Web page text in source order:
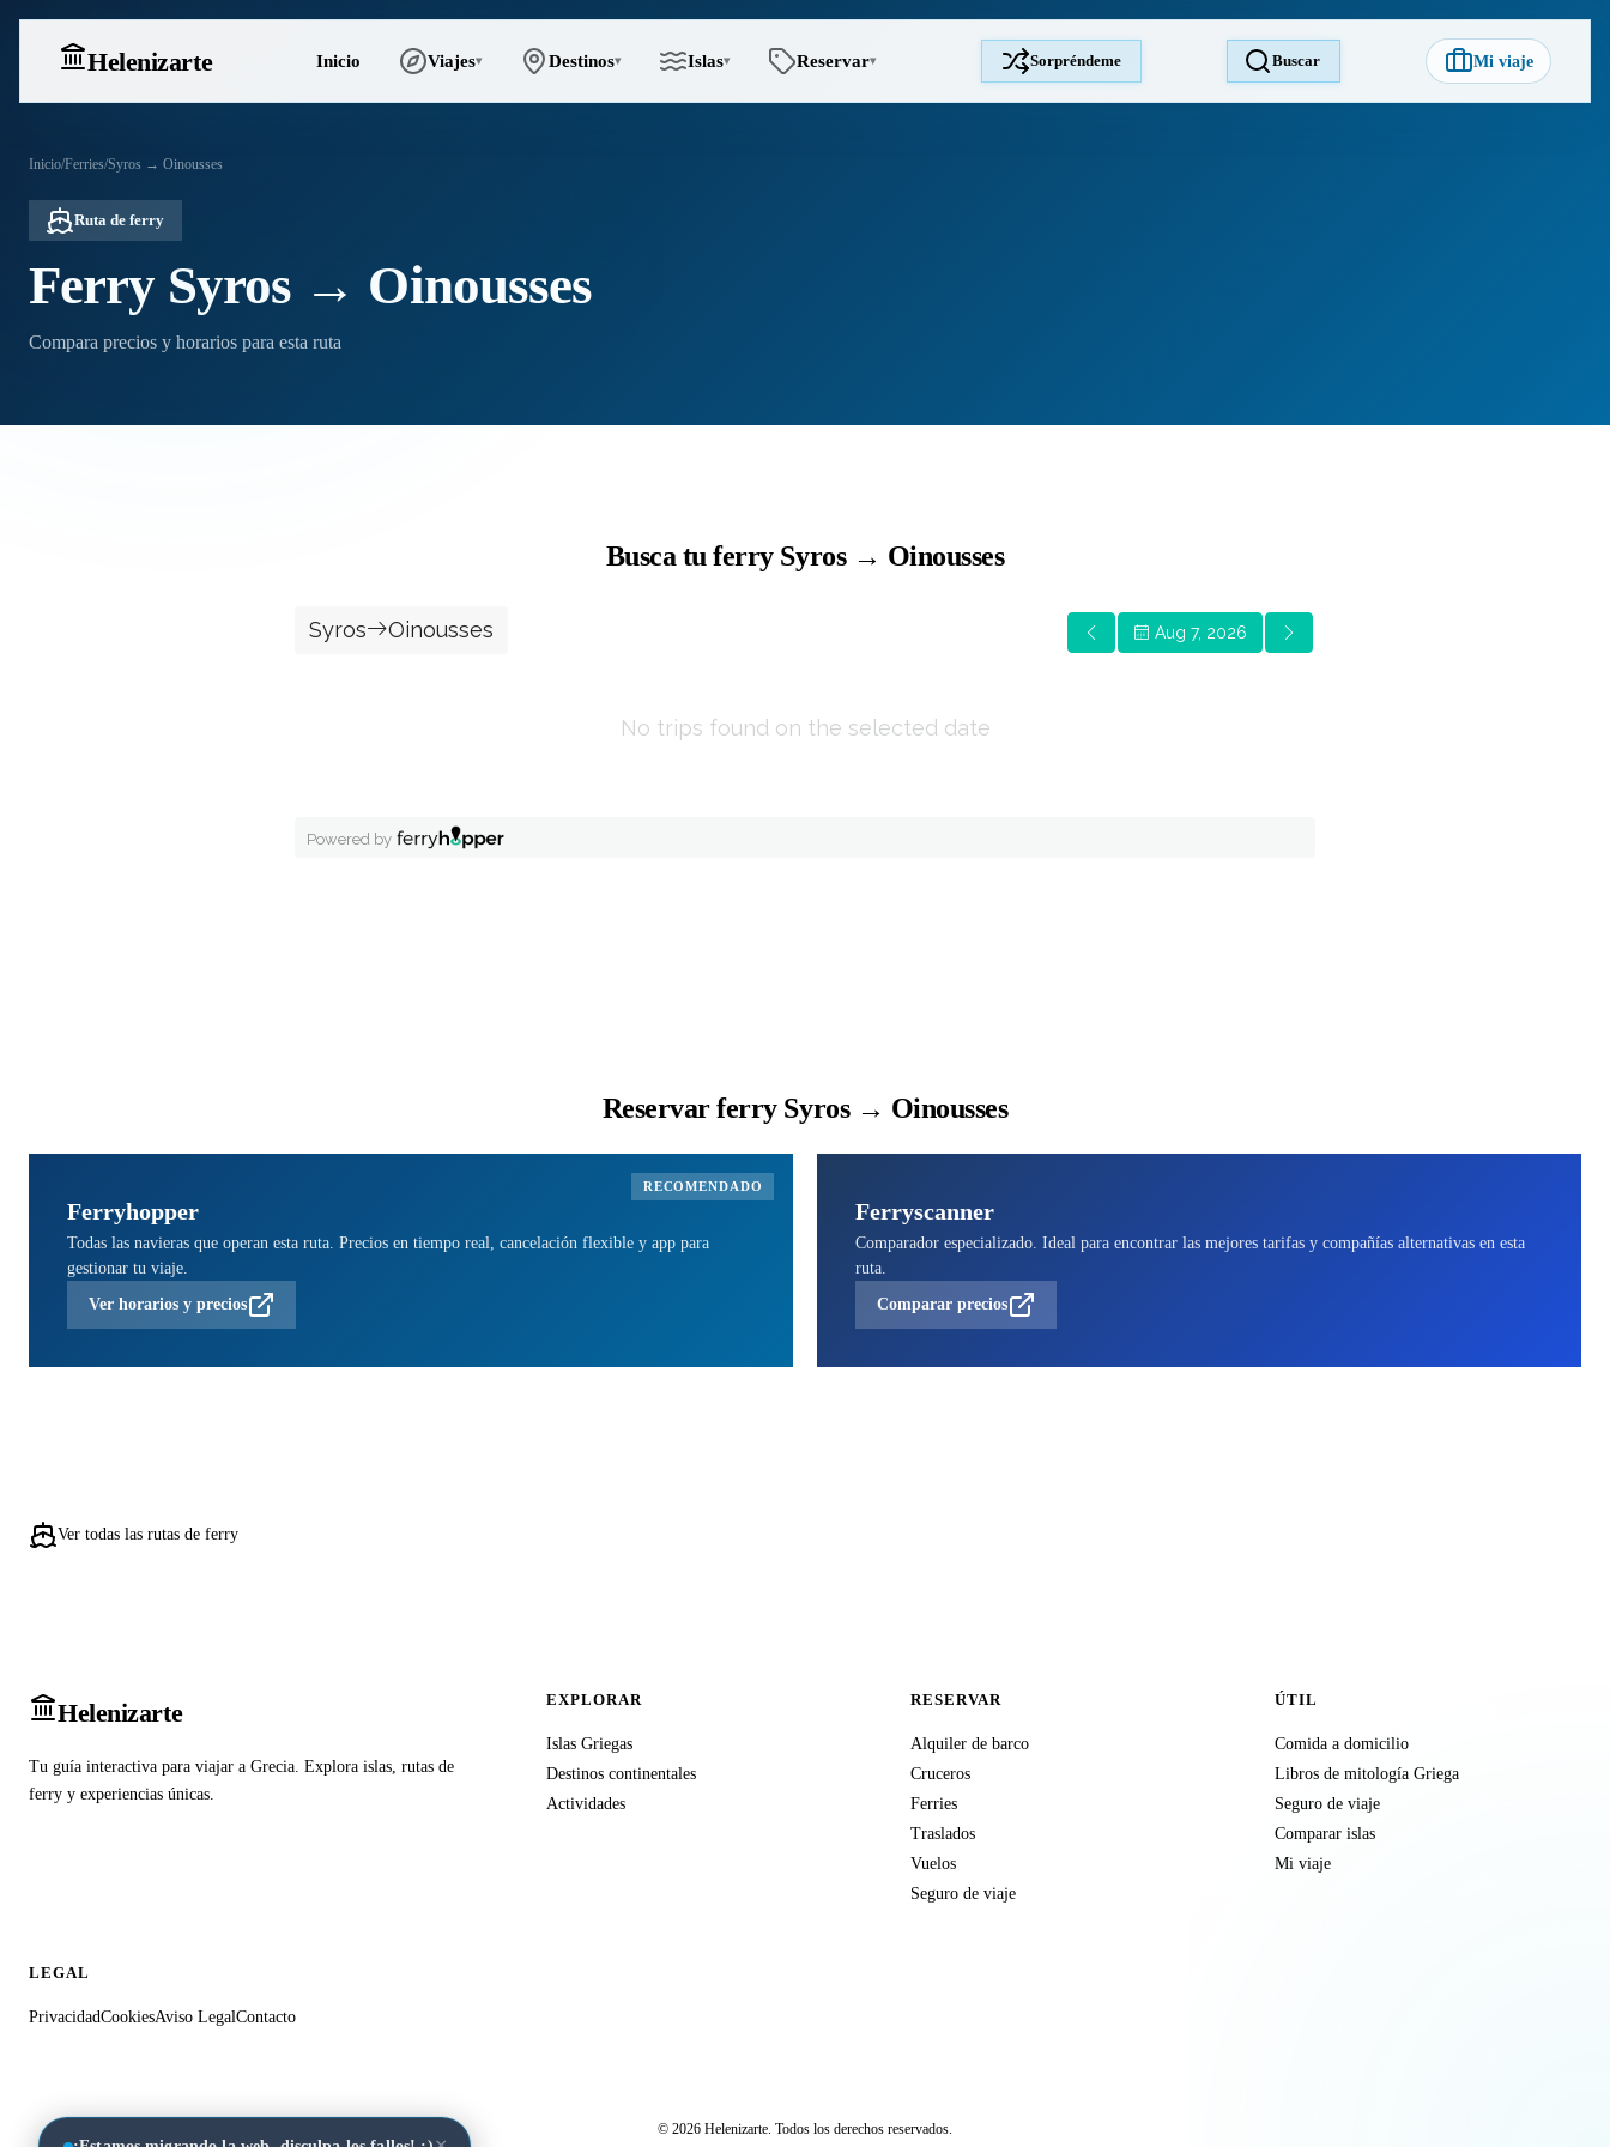
Helenizarte Inicio Viajes▾ Destinos▾ Islas▾ Reservar▾ Sorpréndeme Buscar Mi viaje
Inicio/Ferries/Syros → Oinousses
Ruta de ferry
Ferry Syros → Oinousses
Compara precios y horarios para esta ruta
Busca tu ferry Syros → Oinousses
Reservar ferry Syros → Oinousses
RECOMENDADO
Ferryhopper
Todas las navieras que operan esta ruta. Precios en tiempo real, cancelación flexible y app para
gestionar tu viaje.
Ver horarios y precios
Ferryscanner
Comparador especializado. Ideal para encontrar las mejores tarifas y compañías alternativas en esta
ruta.
Comparar precios
Ver todas las rutas de ferry
Helenizarte
Tu guía interactiva para viajar a Grecia. Explora islas, rutas de
ferry y experiencias únicas.
EXPLORAR
Islas Griegas
Destinos continentales
Actividades
RESERVAR
Alquiler de barco
Cruceros
Ferries
Traslados
Vuelos
Seguro de viaje
ÚTIL
Comida a domicilio
Libros de mitología Griega
Seguro de viaje
Comparar islas
Mi viaje
LEGAL
PrivacidadCookiesAviso LegalContacto
© 2026 Helenizarte. Todos los derechos reservados.